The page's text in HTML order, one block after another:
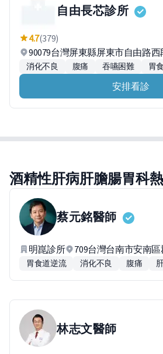
自由長芯診所
4.7(379)
90079台灣屏東縣屏東市自由路西
消化不良 腹痛 吞嚥困難 胃
安排看診
酒精性肝病肝膽腸胃科
蔡元銘醫師
明崑診所 709台灣台南市安南
胃食道逆流 消化不良 腹痛
林志文醫師